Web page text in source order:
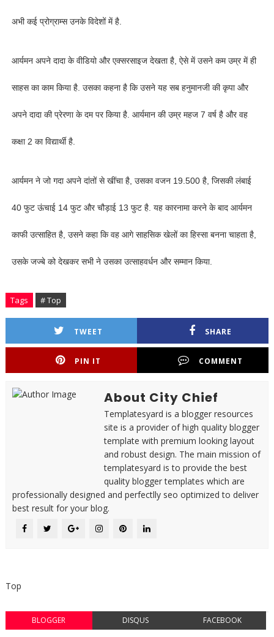
अभी कई प्रोग्राम्स उनके विदेशों में है.
आर्यमन अपने दादा के वीडियो और एक्सरसाइज देखता है, ऐसे में उसने कम उम्र में ही
साहस का काम किया है. उसका कहना है कि उसने यह सब हनुमानजी की कृपा और
अपने दादा की प्रेरणा के दम पर किया है. आर्यमान की उम्र महज 7 वर्ष है और वह
कक्षा 2 का विद्यार्थी है.
आर्यमन ने जो गदा अपने दांतों से खींचा है, उसका वजन 19.500 है, जिसकी लंबाई
40 फुट ऊंचाई 14 फुट और चौड़ाई 13 फुट है. यह कारनामा करने के बाद आर्यमन
काफी उत्साहित है, उसने कहा कि वह आगे साहसिक खेलों का हिस्सा बनना चाहता है,
उसके जज्बे को देखकर सभी ने उसका उत्साहवर्धन और सम्मान किया.
Tags # Top
TWEET SHARE
PIN IT COMMENT
About City Chief
Templatesyard is a blogger resources
site is a provider of high quality blogger
template with premium looking layout
and robust design. The main mission of
templatesyard is to provide the best
quality blogger templates which are
professionally designed and perfectlly seo optimized to deliver
best result for your blog.
Top
BLOGGER DISQUS FACEBOOK